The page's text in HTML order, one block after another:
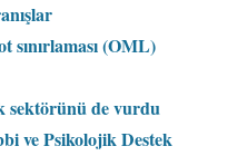
sınırlaması (OML)
sektörünü de vurdu
ve Psikolojik Destek